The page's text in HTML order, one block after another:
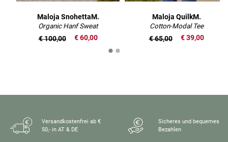
Maloja SnohettaM.
Organic Hanf Sweat
€ 60,00
€ 100,00
Maloja QuilkM.
Cotton-Modal Tee
€ 39,00
€ 65,00
Versandkostenfrei ab €
50,- in AT & DE
Sicheres und bequemes
Bezahlen